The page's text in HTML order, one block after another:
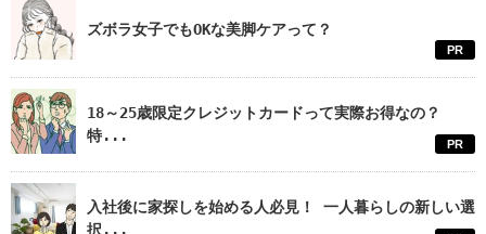
ズボラ女子でもOKな美脚ケアって？
PR
18～25歳限定クレジットカードって実際お得なの？
特...
PR
入社後に家探しを始める人必見！ 一人暮らしの新しい選
択...